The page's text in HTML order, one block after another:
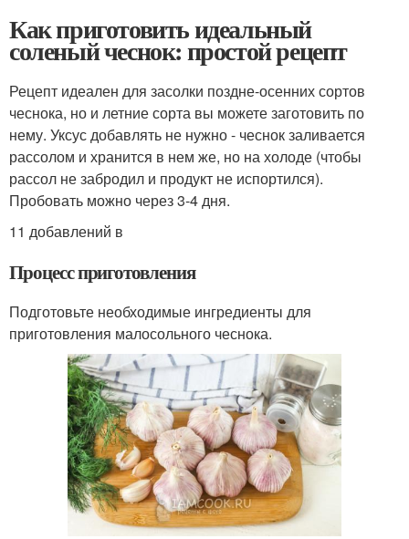
Как приготовить идеальный
соленый чеснок: простой рецепт
Рецепт идеален для засолки поздне-осенних сортов
чеснока, но и летние сорта вы можете заготовить по
нему. Уксус добавлять не нужно - чеснок заливается
рассолом и хранится в нем же, но на холоде (чтобы
рассол не забродил и продукт не испортился).
Пробовать можно через 3-4 дня.
11 добавлений в
Процесс приготовления
Подготовьте необходимые ингредиенты для
приготовления малосольного чеснока.